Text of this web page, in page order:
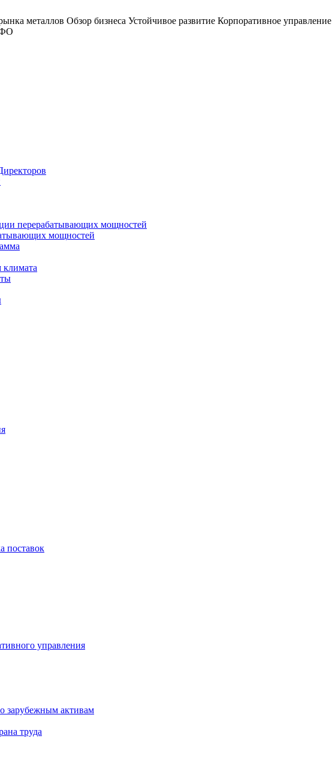
металлов Обзор бизнеса Устойчивое развитие Корпоративное управление
перерабатывающих мощностей
мощностей
климата
поставок
управления
зарубежным активам
труда